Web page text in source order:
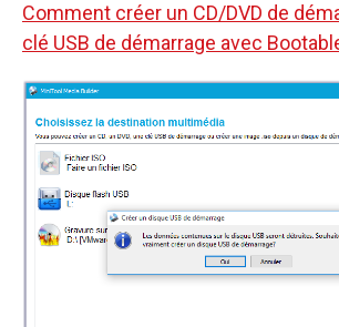
Comment créer un CD/DVD de
clé USB de démarrage avec